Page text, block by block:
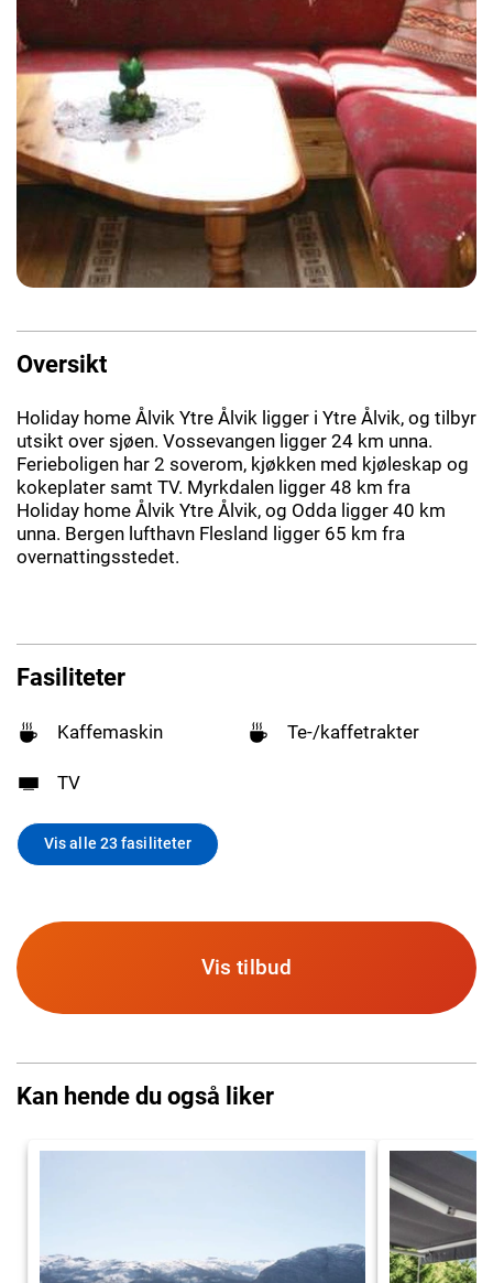
Oversikt
Holiday home Ålvik Ytre Ålvik ligger i Ytre Ålvik, og tilbyr
utsikt over sjøen. Vossevangen ligger 24 km unna.
Ferieboligen har 2 soverom, kjøkken med kjøleskap og
kokeplater samt TV. Myrkdalen ligger 48 km fra
Holiday home Ålvik Ytre Ålvik, og Odda ligger 40 km
unna. Bergen lufthavn Flesland ligger 65 km fra
overnattingsstedet.
Fasiliteter
Kaffemaskin Te-/kaffetrakter
TV
Vis alle 23 fasiliteter
Vis tilbud
Kan hende du også liker